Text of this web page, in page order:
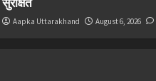
Aapka Uttarakhand August 6, 2026